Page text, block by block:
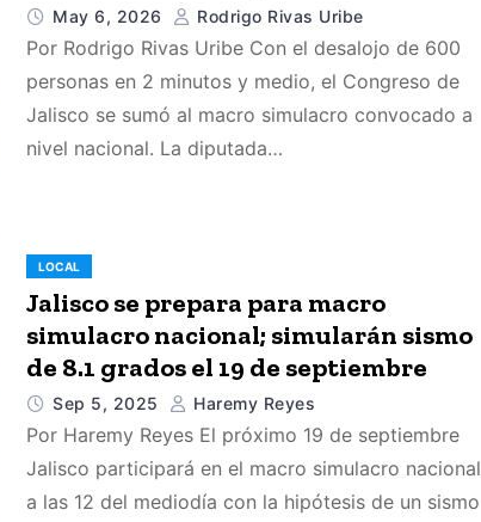
May 6, 2026 Rodrigo Rivas Uribe
Por Rodrigo Rivas Uribe Con el desalojo de 600
personas en 2 minutos y medio, el Congreso de
Jalisco se sumó al macro simulacro convocado a
nivel nacional. La diputada…
LOCAL
Jalisco se prepara para macro
simulacro nacional; simularán sismo
de 8.1 grados el 19 de septiembre
Sep 5, 2025 Haremy Reyes
Por Haremy Reyes El próximo 19 de septiembre
Jalisco participará en el macro simulacro nacional
a las 12 del mediodía con la hipótesis de un sismo